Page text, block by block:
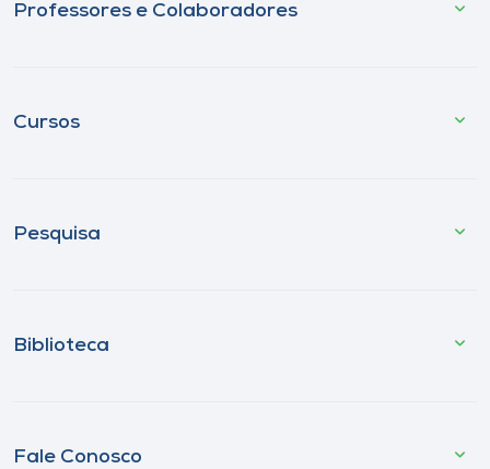
Professores e Colaboradores
Cursos
Pesquisa
Biblioteca
Fale Conosco